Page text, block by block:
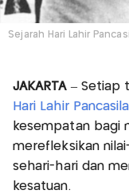
Sejarah Hari Lahir
JAKARTA– Setiap
Hari Lahir Pancasila
kesempatan bagi
merefleksikan
sehari-hari dan
kesatuan.